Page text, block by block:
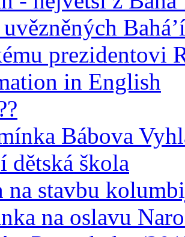
uvězněných
prezidentovi
in English
Bábova
dětská škola
na stavbu
na oslavu